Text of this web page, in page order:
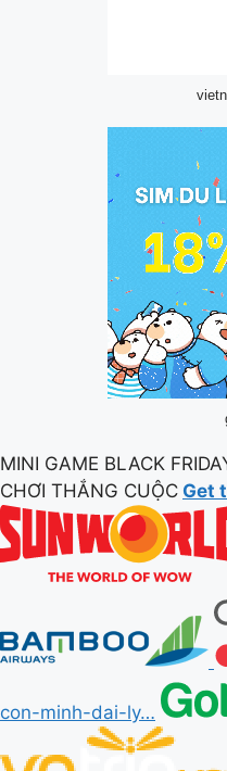
MINI GAME BLACK
CHƠI THẮNG CUỘC Get
con-minh-dai-ly…